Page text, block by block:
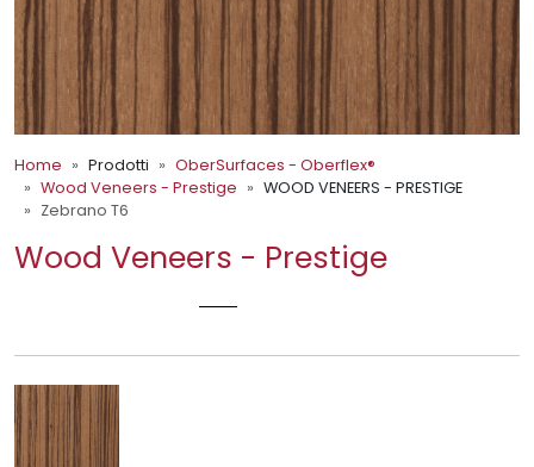
Home Prodotti
OberSurfaces - Oberflex®
Wood Veneers - Prestige
WOOD VENEERS - PRESTIGE
Zebrano T6
Wood Veneers - Prestige